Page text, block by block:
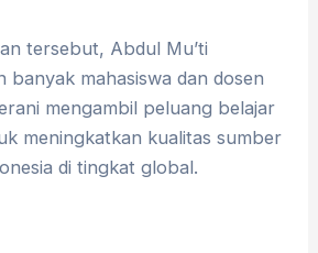
tersebut, Abdul Mu’ti
banyak mahasiswa dan dosen
mengambil peluang belajar
meningkatkan kualitas sumber
di tingkat global.